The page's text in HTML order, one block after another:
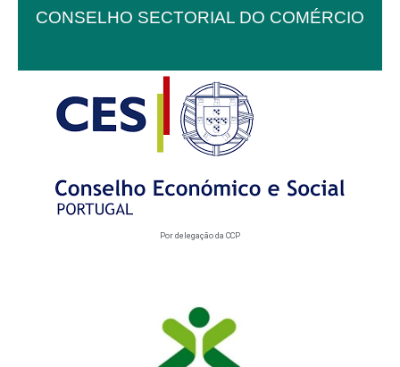
CONSELHO SECTORIAL DO COMÉRCIO
Por delegação da CCP